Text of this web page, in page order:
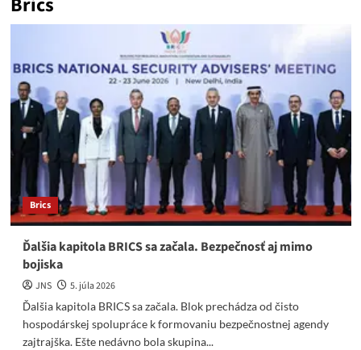
Brics
Ďalšia kapitola BRICS sa začala. Bezpečnosť aj mimo
bojiska
JNS
5. júla 2026
Ďalšia kapitola BRICS sa začala. Blok prechádza od čisto
hospodárskej spolupráce k formovaniu bezpečnostnej agendy
zajtrajška. Ešte nedávno bola skupina...